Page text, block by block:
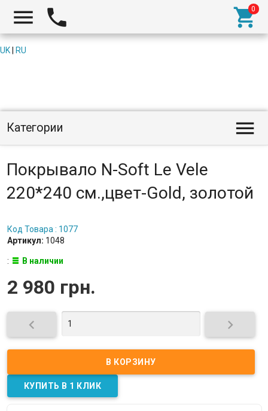
  
UK RU
Категории 
Покрывало N-Soft Le Vele
220*240 см.,цвет-Gold, золотой
Код Товара : 1077
Артикул: 1048
: В наличии
2 980 грн.
 